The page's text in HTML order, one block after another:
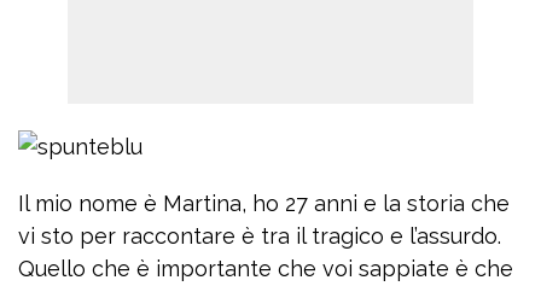
Il mio nome è Martina, ho 27 anni e la storia che
vi sto per raccontare è tra il tragico e l’assurdo.
Quello che è importante che voi sappiate è che